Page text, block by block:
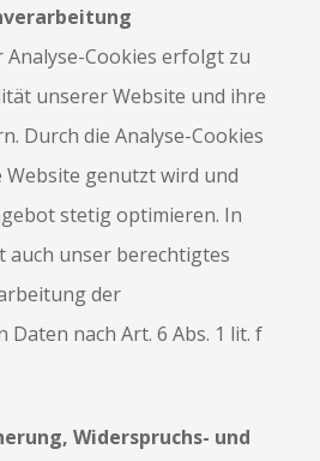
Analyse-Cookies erfolgt zu
unserer Website und ihre
Durch die Analyse-Cookies
genutzt wird und
stetig optimieren. In
auch unser berechtigtes
der
nach Art. 6 Abs. 1 lit. f
Widerspruchs- und